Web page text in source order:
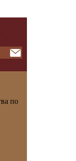
по